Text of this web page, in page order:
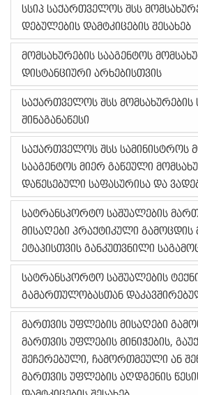
სსიპ საქართველოს შსს
დებულების დამტკიცების შესახებ
მომსახურების სააგენტოს
დისტანციური არხებისთვის
საქართველოს შსს მომსახურების
შინაგანაწესი
საქართველოს შსს სამინისტროს
სააგენტოს მიერ გაწეული
დაწესებული საფასურისა და
სატრანსპორტო საშუალების
მისაღები პრაქტიკული გამოცდის
ეტაპისთვის განკუთვნილი
სატრანსპორტო საშუალების
გამართულობასთან
მართვის უფლების მისაღები
მართვის უფლების მინიჭების,
შეჩერებული, ჩამორთმეული ან
მართვის უფლების აღდგენის